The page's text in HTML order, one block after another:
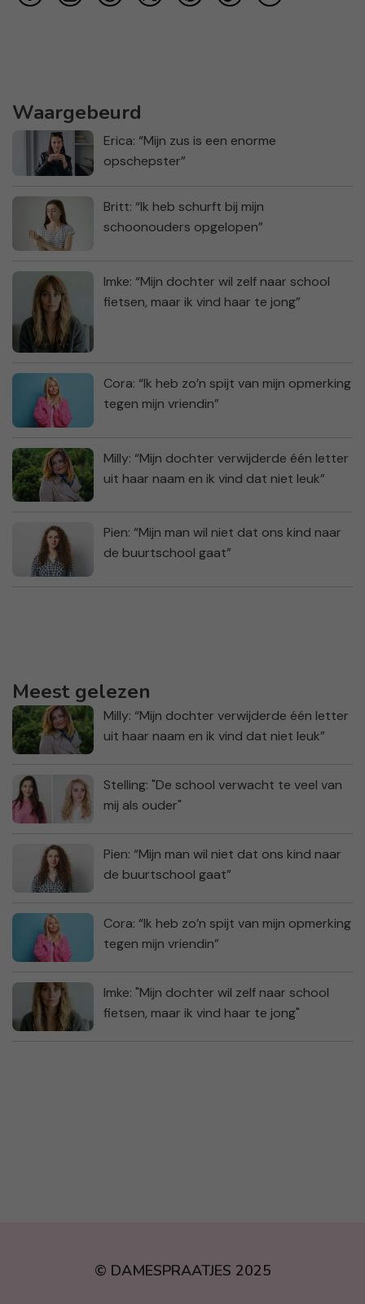
Waargebeurd
Erica: “Mijn zus is een enorme
opschepster”
Britt: “Ik heb schurft bij mijn
schoonouders opgelopen”
Imke: “Mijn dochter wil zelf naar school
fietsen, maar ik vind haar te jong”
Cora: “Ik heb zo’n spijt van mijn opmerking
tegen mijn vriendin”
Milly: “Mijn dochter verwijderde één letter
uit haar naam en ik vind dat niet leuk”
Pien: “Mijn man wil niet dat ons kind naar
de buurtschool gaat”
Meest gelezen
Milly: “Mijn dochter verwijderde één letter
uit haar naam en ik vind dat niet leuk”
Stelling: "De school verwacht te veel van
mij als ouder"
Pien: “Mijn man wil niet dat ons kind naar
de buurtschool gaat”
Cora: “Ik heb zo’n spijt van mijn opmerking
tegen mijn vriendin”
Imke: "Mijn dochter wil zelf naar school
fietsen, maar ik vind haar te jong"
© DAMESPRAATJES 2025